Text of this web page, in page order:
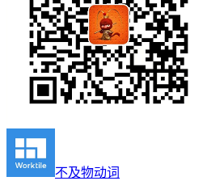
不及物动词